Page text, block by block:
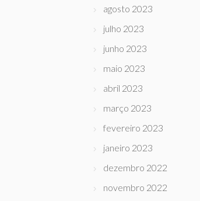
agosto 2023
julho 2023
junho 2023
maio 2023
abril 2023
março 2023
fevereiro 2023
janeiro 2023
dezembro 2022
novembro 2022